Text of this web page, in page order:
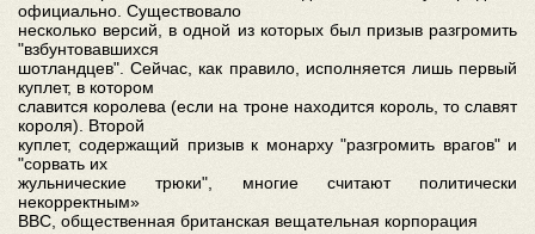
официально. Существовало
несколько версий, в одной из которых был призыв разгромить
"взбунтовавшихся
шотландцев". Сейчас, как правило, исполняется лишь первый
куплет, в котором
славится королева (если на троне находится король, то славят
короля). Второй
куплет, содержащий призыв к монарху "разгромить врагов" и
"сорвать их
жульнические трюки", многие считают политически
некорректным»
ВВС, общественная британская вещательная корпорация